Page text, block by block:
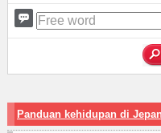
Panduan kehidupan di